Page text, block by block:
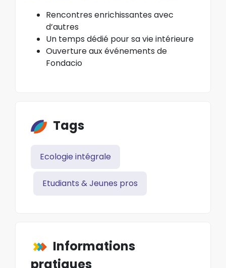
Rencontres enrichissantes avec
d’autres
Un temps dédié pour sa vie intérieure
Ouverture aux événements de
Fondacio
Tags
Ecologie intégrale
Etudiants & Jeunes pros
Informations
pratiques